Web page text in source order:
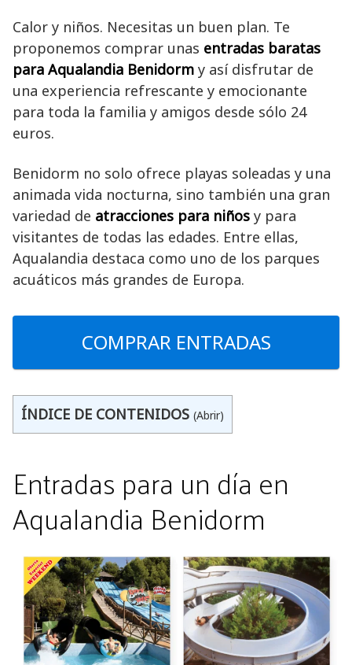
Calor y niños. Necesitas un buen plan. Te
proponemos comprar unas entradas baratas
para Aqualandia Benidorm y así disfrutar de
una experiencia refrescante y emocionante
para toda la familia y amigos desde sólo 24
euros.
Benidorm no solo ofrece playas soleadas y una
animada vida nocturna, sino también una gran
variedad de atracciones para niños y para
visitantes de todas las edades. Entre ellas,
Aqualandia destaca como uno de los parques
acuáticos más grandes de Europa.
COMPRAR ENTRADAS
ÍNDICE DE CONTENIDOS (Abrir)
Entradas para un día en
Aqualandia Benidorm